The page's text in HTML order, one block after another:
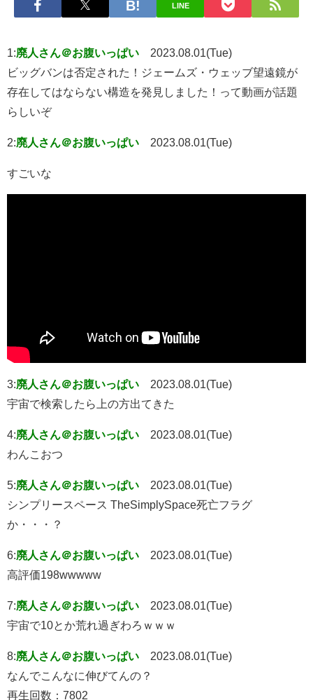
LINE
1:廃人さん＠お腹いっぱい
2023.08.01(Tue)
ビッグバンは否定された！ジェームズ・ウェッブ望遠鏡が
存在してはならない構造を発見しました！って動画が話題
らしいぞ
2:廃人さん＠お腹いっぱい 2023.08.01(Tue)
すごいな
3:廃人さん＠お腹いっぱい
2023.08.01(Tue)
宇宙で検索したら上の方出てきた
4:廃人さん＠お腹いっぱい
2023.08.01(Tue)
わんこおつ
5:廃人さん＠お腹いっぱい
2023.08.01(Tue)
シンプリースペース TheSimplySpace死亡フラグ
か・・・？
6:廃人さん＠お腹いっぱい
2023.08.01(Tue)
高評価198wwwww
7:廃人さん＠お腹いっぱい
2023.08.01(Tue)
宇宙で10とか荒れ過ぎわろｗｗｗ
8:廃人さん＠お腹いっぱい
2023.08.01(Tue)
なんでこんなに伸びてんの？
再生回数：7802